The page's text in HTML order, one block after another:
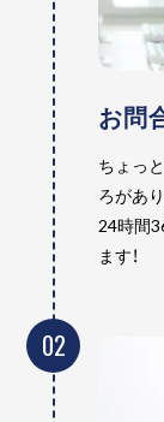
お問
ちょっ
ろがあ
24時間
ます！
02